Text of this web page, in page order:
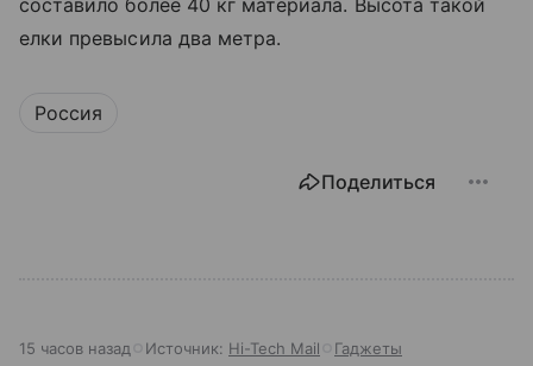
елки превысила два метра.
Россия
Поделиться
15 часов назад Источник: Hi-Tech Mail Гаджеты